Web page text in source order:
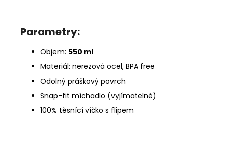
Parametry:
Objem: 550 ml
Materiál: nerezová ocel, BPA free
Odolný práškový povrch
Snap-fit míchadlo (vyjímatelné)
100% těsnící víčko s flipem